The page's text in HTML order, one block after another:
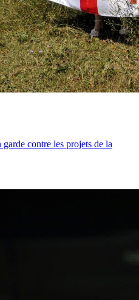
contre les projets de la